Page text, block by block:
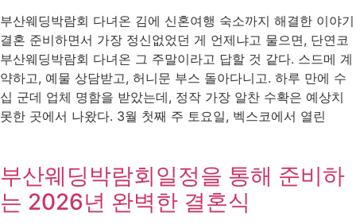
부산웨딩박람회 다녀온 김에 신혼여행 숙소까지 해결한 이야기
결혼 준비하면서 가장 정신없었던 게 언제냐고 물으면, 단연코
부산웨딩박람회 다녀온 그 주말이라고 답할 것 같다. 스드메 계
약하고, 예물 상담받고, 허니문 부스 돌아다니고. 하루 만에 수
십 군데 업체 명함을 받았는데, 정작 가장 알찬 수확은 예상치
못한 곳에서 나왔다. 3월 첫째 주 토요일, 벡스코에서 열린
부산웨딩박람회일정을 통해 준비하
는 2026년 완벽한 결혼식